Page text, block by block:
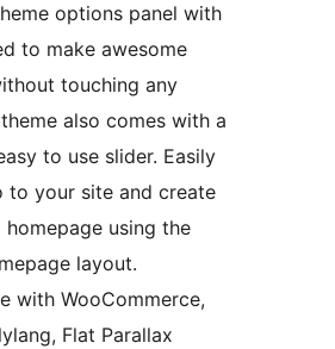
options panel with
to make awesome
touching any
also comes with a
to use slider. Easily
to your site and create
using the
layout.
with WooCommerce,
Flat Parallax